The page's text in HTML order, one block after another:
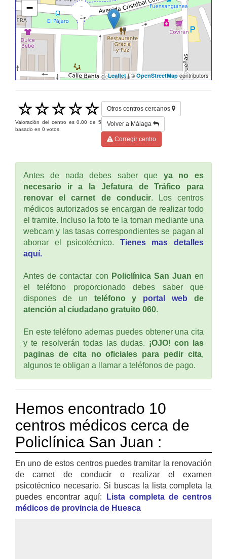
−
Leaflet| ©OpenStreetMap contributors
Valoración del centro es0.00 de5
basado en 0 votos.
Otros centros cercanos
Volver a Málaga
Corregir centro
Antes de nada debes saber que ya no es
necesario ir a la Jefatura de Tráfico para
renovar el carnet de conducir. Los centros
médicos autorizados se encargan de realizar todo
el tramite. Incluso la foto te la toman mediante una
webcam y las tasas correspondientes se pagan al
abonar el psicotécnico. Tienes mas detalles
aquí.
Antes de contactar con Policlínica San Juan en
el teléfono proporcionado debes saber que
dispones de un teléfono y portal web de
atención al ciudadano gratuito 060.
En este teléfono ademas puedes obtener una cita
y te resolverán todas las dudas. ¡OJO! con las
paginas de cita no oficiales para pedir cita,
algunos te obligan a llamar a teléfonos de pago.
Hemos encontrado 10
centros médicos cerca de
Policlínica San Juan :
En uno de estos centros puedes tramitar la renovación
de carnet de conducir o realizar el examen
psicotécnico necesario. Si buscas la lista completa la
puedes encontrar aquí:
Lista completa de centros
médicos de provincia de Huesca